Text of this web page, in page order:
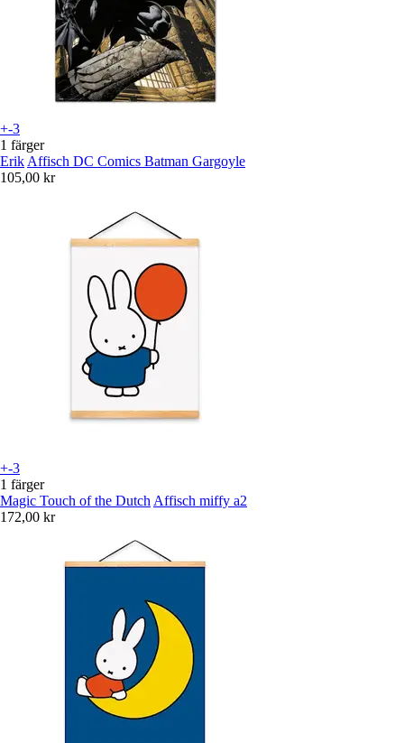
+-3
1 färger
Erik Affisch DC Comics Batman Gargoyle
105,00 kr
+-3
1 färger
Magic Touch of the Dutch Affisch miffy a2
172,00 kr